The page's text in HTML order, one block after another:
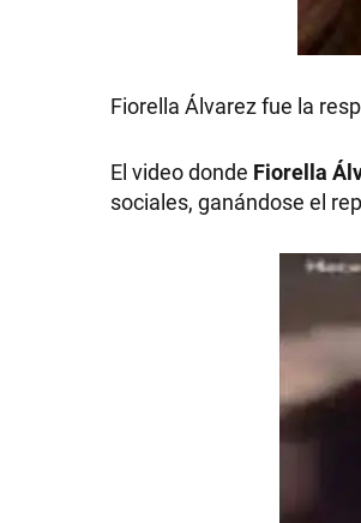
Fiorella Álvarez fue la
El video donde Fiorella
sociales, ganándose el
SHOW
POLÍTICA